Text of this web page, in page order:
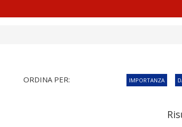
ORDINA PER: IMPORTANZA